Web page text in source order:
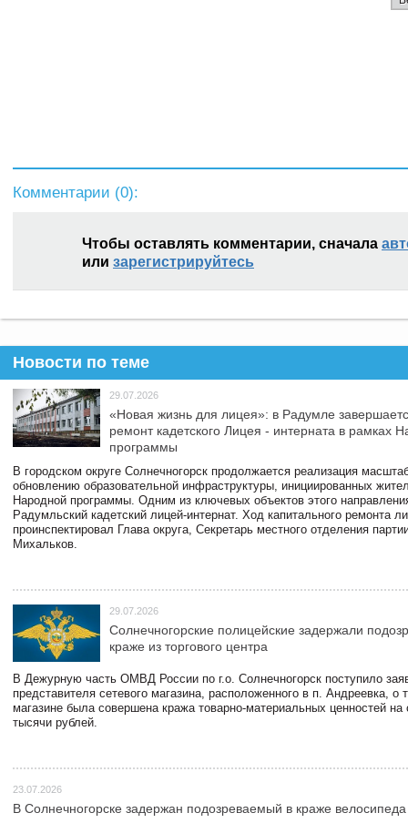
Комментарии (0):
Чтобы оставлять комментарии, сначала
или зарегистрируйтесь
Новости по теме
29.07.2026
«Новая жизнь для лицея»: в Радумле
ремонт кадетского Лицея - интерната в рамках
программы
В городском округе Солнечногорск продолжается реализация
обновлению образовательной инфраструктуры, инициированных
Народной программы. Одним из ключевых объектов этого
Радумльский кадетский лицей-интернат. Ход капитального ремонта
проинспектировал Глава округа, Секретарь местного отделения
Михальков.
29.07.2026
Солнечногорские полицейские задержали
краже из торгового центра
В Дежурную часть ОМВД России по г.о. Солнечногорск поступило
представителя сетевого магазина, расположенного в п. Андреевка, о
магазине была совершена кража товарно-материальных ценностей
тысячи рублей.
23.07.2026
В Солнечногорске задержан подозреваемый в краже велосипеда